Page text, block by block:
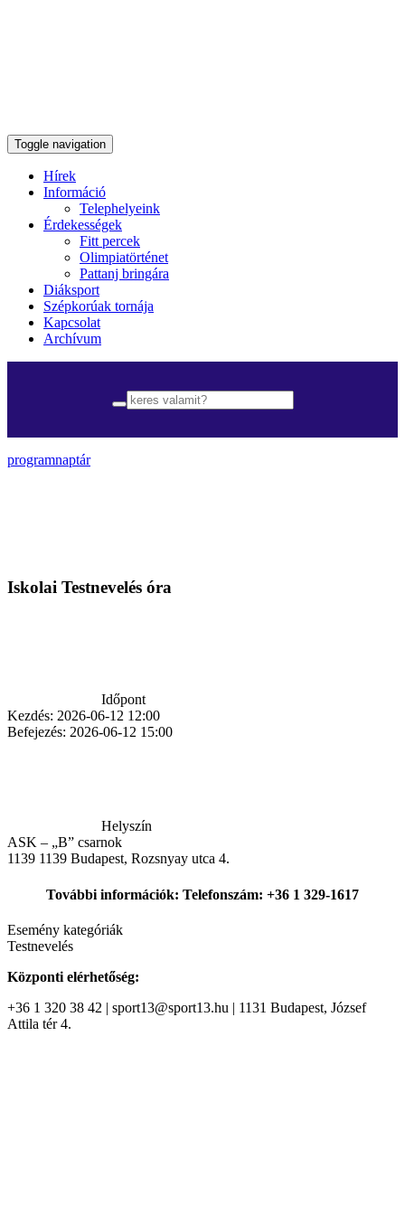
Toggle navigation
Hírek
Információ
Telephelyeink
Érdekességek
Fitt percek
Olimpiatörténet
Pattanj bringára
Diáksport
Szépkorúak tornája
Kapcsolat
Archívum
programnaptár
Iskolai Testnevelés óra
Időpont
Kezdés: 2026-06-12 12:00
Befejezés: 2026-06-12 15:00
Helyszín
ASK – „B” csarnok
1139 1139 Budapest, Rozsnyay utca 4.
További információk: Telefonszám: +36 1 329-1617
Esemény kategóriák
Testnevelés
Központi elérhetőség:
+36 1 320 38 42 | sport13@sport13.hu | 1131 Budapest, József
Attila tér 4.